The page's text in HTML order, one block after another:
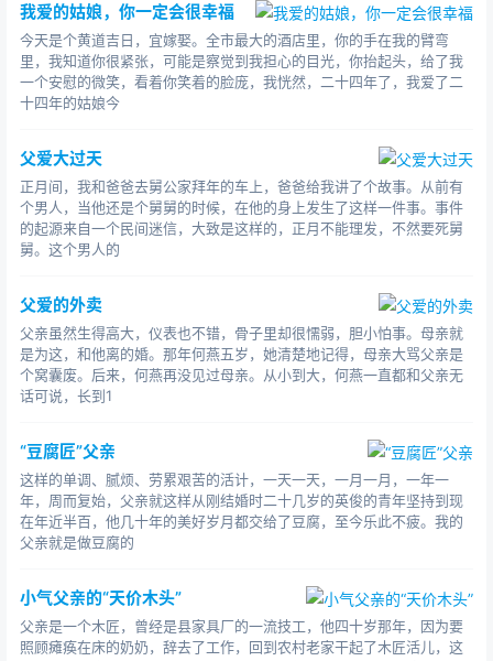
那时父亲是多么盼望他能在灯下苦读，走好青春的
路。可是那些年，他轻狂又自以为是，大把大把地挥霍时
光，从来没有静下心来苦读过一次!他难以想象，当年父亲
到底经历过怎样痛楚绝望的心路历程?!
但无论怎样，父亲从来没有放弃过爱他。
四
高考后，他毫无悬念地落榜了。为了让他避开那群损
友，父亲送他到省城高中复读。但他的心思仍不在学习
上，常找借口向亲戚要钱上网。在穿着打扮上，他留最酷
的发型，非名牌不穿;省城到家只三个小时的车程，每次也
是必坐动车。
他甚至不止一次嘲笑父亲的衣着。父亲几乎没有买过
着厂名的字母缩写，很像监狱里的囚服。他笑父亲不修边
幅，哪里想过父亲全是为了他。
有一次他在学校，和同学因为一点小事动起手来，老
师斥责他，他和老师吵。那天下午，父亲被通知来到学校
在老师身后赔笑脸，说好话。
后来，同学都去上课了，父亲在宿舍里教训他。看他
我爱的姑娘，你一定会很幸福
今天是个黄道吉日，宜嫁娶。 全市最大的酒店里，你的手在我的臂弯
里，我知道你很紧张，可能是察觉到我担心的目光，你抬起头，给了我
一个安慰的微笑，看着你笑着的脸庞，我恍然，二十四年了，我爱了二
十四年的姑娘今
父爱大过天
正月间，我和爸爸去舅公家拜年的车上，爸爸给我讲了个故事。从前有
个男人，当他还是个舅舅的时候，在他的身上发生了这样一件事。事件
的起源来自一个民间迷信，大致是这样的，正月不能理发，不然要死舅
舅。这个男人的
父爱的外卖
父亲虽然生得高大，仪表也不错，骨子里却很懦弱，胆小怕事。母亲就
是为这，和他离的婚。那年何燕五岁，她清楚地记得，母亲大骂父亲是
个窝囊废。后来，何燕再没见过母亲。从小到大，何燕一直都和父亲无
话可说，长到1
“豆腐匠”父亲
这样的单调、腻烦、劳累艰苦的活计，一天一天，一月一月，一年一
年，周而复始，父亲就这样从刚结婚时二十几岁的英俊的青年坚持到现
在年近半百，他几十年的美好岁月都交给了豆腐，至今乐此不疲。我的
父亲就是做豆腐的
小气父亲的“天价木头”
父亲是一个木匠，曾经是县家具厂的一流技工，他四十岁那年，因为要
照顾瘫痪在床的奶奶，辞去了工作，回到农村老家干起了木匠活儿，这